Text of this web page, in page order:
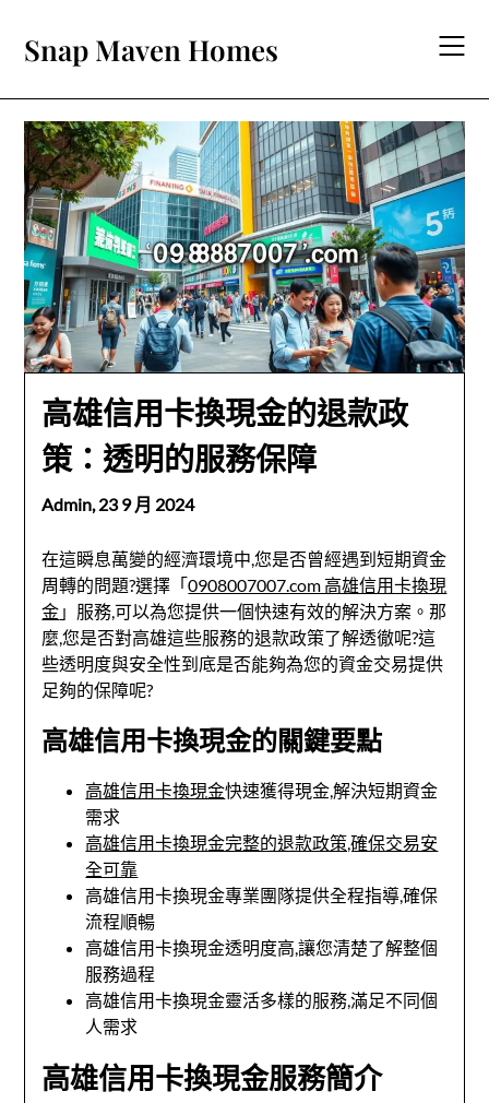
content
Snap Maven Homes
高雄信用卡換現金的退款政
策：透明的服務保障
Admin,23 9 月 2024
在這瞬息萬變的經濟環境中,您是否曾經遇到短期資金
周轉的問題?選擇「0908007007.com 高雄信用卡換現
金 」服務,可以為您提供一個快速有效的解決方案。那
麼,您是否對高雄這些服務的退款政策了解透徹呢?這
些透明度與安全性到底是否能夠為您的資金交易提供
足夠的保障呢?
高雄信用卡換現金的關鍵要點
高雄信用卡換現金快速獲得現金,解決短期資金
需求
高雄信用卡換現金完整的退款政策,確保交易安
全可靠
高雄信用卡換現金專業團隊提供全程指導,確保
流程順暢
高雄信用卡換現金透明度高,讓您清楚了解整個
服務過程
高雄信用卡換現金靈活多樣的服務,滿足不同個
人需求
高雄信用卡換現金服務簡介